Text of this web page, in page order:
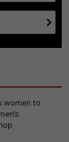
women to